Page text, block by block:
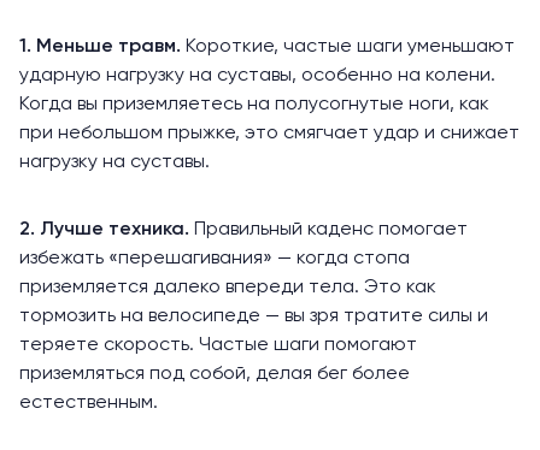
1. Меньше травм. Короткие, частые шаги уменьшают
ударную нагрузку на суставы, особенно на колени.
Когда вы приземляетесь на полусогнутые ноги, как
при небольшом прыжке, это смягчает удар и снижает
нагрузку на суставы.
2. Лучше техника. Правильный каденс помогает
избежать «перешагивания» — когда стопа
приземляется далеко впереди тела. Это как
тормозить на велосипеде — вы зря тратите силы и
теряете скорость. Частые шаги помогают
приземляться под собой, делая бег более
естественным.